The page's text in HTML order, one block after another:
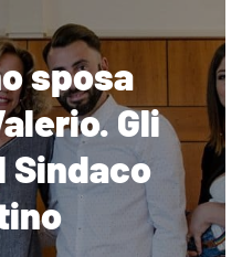
sposa
Gli
Sindaco